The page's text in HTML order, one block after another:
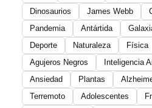
Dinosaurios
James Webb
Pandemia
Antártida
Deporte
Naturaleza Física
Agujeros Negros
Inteligencia
Ansiedad
Plantas
Terremoto
Adolescentes